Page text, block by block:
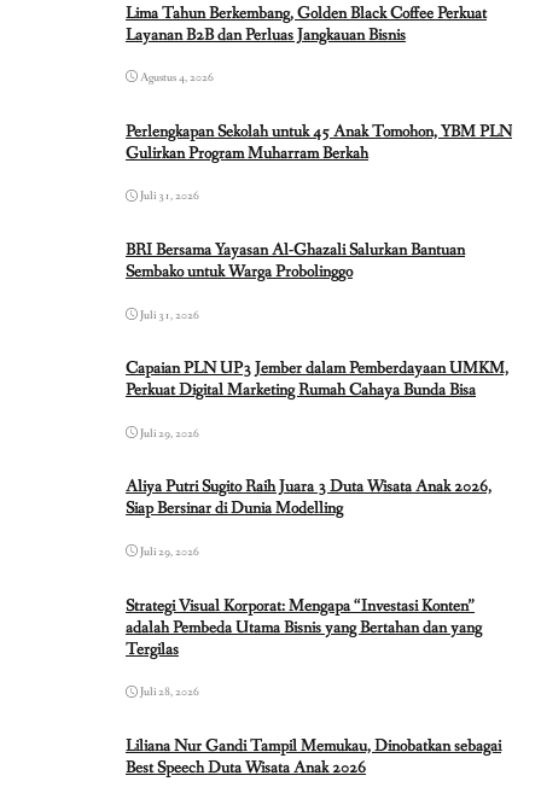
Lima Tahun Berkembang, Golden Black Coffee Perkuat
Layanan B2B dan Perluas Jangkauan Bisnis
Agustus 4, 2026
Perlengkapan Sekolah untuk 45 Anak Tomohon, YBM PLN
Gulirkan Program Muharram Berkah
Juli 31, 2026
BRI Bersama Yayasan Al-Ghazali Salurkan Bantuan
Sembako untuk Warga Probolinggo
Juli 31, 2026
Capaian PLN UP3 Jember dalam Pemberdayaan UMKM,
Perkuat Digital Marketing Rumah Cahaya Bunda Bisa
Juli 29, 2026
Aliya Putri Sugito Raih Juara 3 Duta Wisata Anak 2026,
Siap Bersinar di Dunia Modelling
Juli 29, 2026
Strategi Visual Korporat: Mengapa “Investasi Konten”
adalah Pembeda Utama Bisnis yang Bertahan dan yang
Tergilas
Juli 28, 2026
Liliana Nur Gandi Tampil Memukau, Dinobatkan sebagai
Best Speech Duta Wisata Anak 2026